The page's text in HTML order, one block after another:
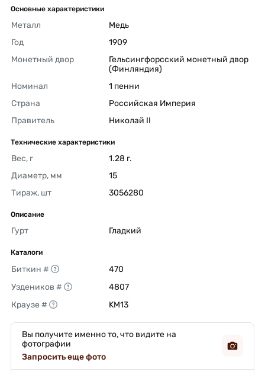
Основные характеристики
Металл
Медь
Год
1909
Монетный двор
Гельсингфорсский монетный двор
(Финляндия)
Номинал
1 пенни
Страна
Российская Империя
Правитель
Николай II
Технические характеристики
Вес, г
1.28 г.
Диаметр, мм
15
Тираж, шт
3056280
Описание
Гурт Гладкий
Каталоги
Биткин #
470
Уздеников #
4807
Краузе #
KM13
Вы получите именно то, что видите на
фотографии
Запросить еще фото